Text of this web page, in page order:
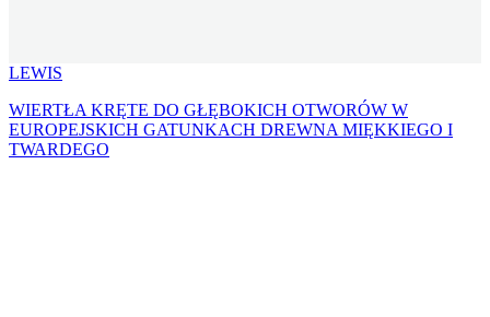
LEWIS
WIERTŁA KRĘTE DO GŁĘBOKICH OTWORÓW W
EUROPEJSKICH GATUNKACH DREWNA MIĘKKIEGO I
TWARDEGO